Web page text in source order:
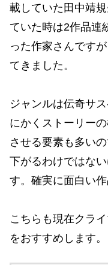
載していた田中靖
ていた時は2作品連
った作家さんです
てきました。
ジャンルは伝奇サ
にかくストーリー
させる要素も多い
下がるわけではな
す。確実に面白い
こちらも現在クラ
をおすすめします。